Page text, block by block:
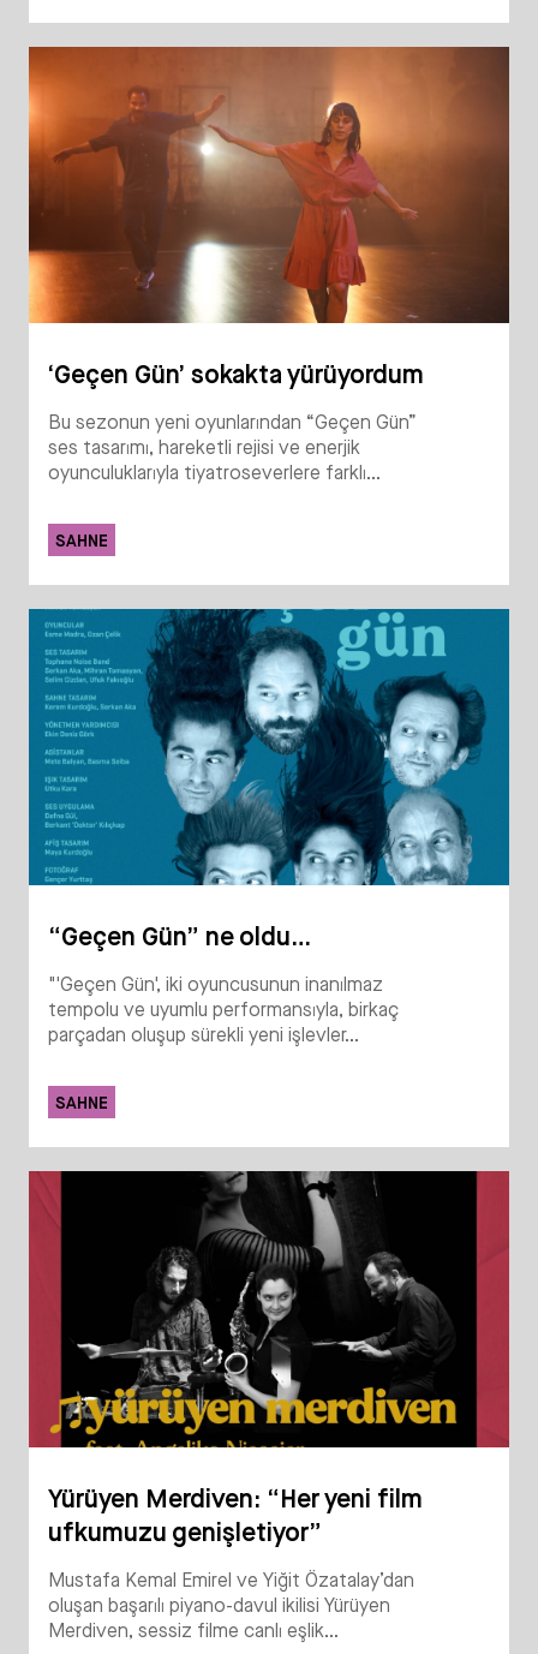
‘Geçen Gün’ sokakta yürüyordum
Bu sezonun yeni oyunlarından “Geçen Gün”
ses tasarımı, hareketli rejisi ve enerjik
oyunculuklarıyla tiyatroseverlere farklı...
SAHNE
“Geçen Gün” ne oldu…
"'Geçen Gün', iki oyuncusunun inanılmaz
tempolu ve uyumlu performansıyla, birkaç
parçadan oluşup sürekli yeni işlevler...
SAHNE
Yürüyen Merdiven: “Her yeni film
ufkumuzu genişletiyor”
Mustafa Kemal Emirel ve Yiğit Özatalay’dan
oluşan başarılı piyano-davul ikilisi Yürüyen
Merdiven, sessiz filme canlı eşlik...